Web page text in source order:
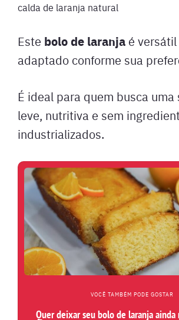
calda de laranja natural
Este bolo de laranja é
adaptado conforme sua
É ideal para quem busca uma
leve, nutritiva e sem
industrializados.
VOCÊ TAMBÉM PODE GOSTAR
Quer deixar seu bolo de laranja